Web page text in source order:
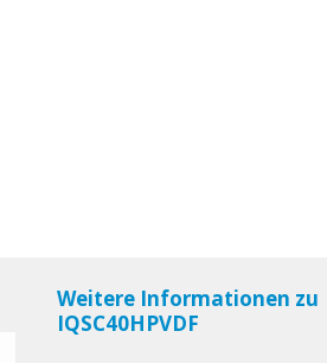
Weitere Informationen zu
IQSC40HPVDF